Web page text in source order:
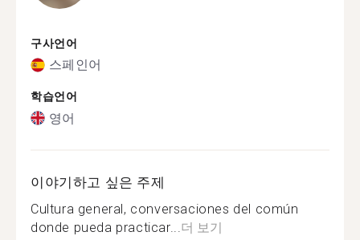
구사언어
스페인어
학습언어
영어
이야기하고 싶은 주제
Cultura general, conversaciones del común
donde pueda practicar... 더 보기